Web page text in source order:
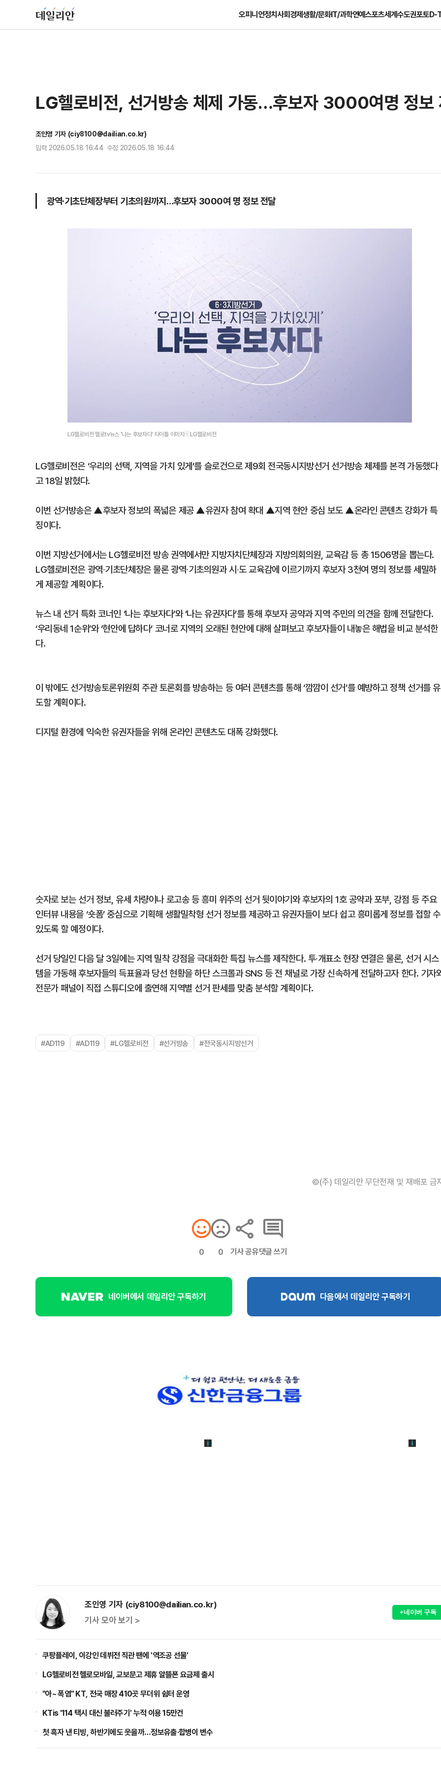
오피니언정치사회경제생활/문화IT/과학연예스포츠세계수도권포토D-
LG헬로비전, 선거방송 체제 가동…후보자 3000여명 정보
조인영 기자 (ciy8100@dailian.co.kr)
입력 2026.05.18 16:44 수정 2026.05.18 16:44
광역∙기초단체장부터 기초의원까지…후보자 3000여 명 정보 전달
LG헬로비전 헬로tv뉴스 '나는 후보자다' 타이틀 이미지ⓒLG헬로비전
LG헬로비전은 ‘우리의 선택, 지역을 가치 있게’를 슬로건으로 제9회 전국동시지방선거 선거방송 체제를 본격 가동했다
고 18일 밝혔다.
이번 선거방송은 ▲후보자 정보의 폭넓은 제공 ▲유권자 참여 확대 ▲지역 현안 중심 보도 ▲온라인 콘텐츠 강화가 특
징이다.
이번 지방선거에서는 LG헬로비전 방송 권역에서만 지방자치단체장과 지방의회의원, 교육감 등 총 1506명을 뽑는다.
LG헬로비전은 광역∙기초단체장은 물론 광역∙기초의원과 시∙도 교육감에 이르기까지 후보자 3천여 명의 정보를 세밀하
게 제공할 계획이다.
뉴스 내 선거 특화 코너인 ‘나는 후보자다’와 ‘나는 유권자다’를 통해 후보자 공약과 지역 주민의 의견을 함께 전달한다.
‘우리동네 1순위’와 ‘현안에 답하다’ 코너로 지역의 오래된 현안에 대해 살펴보고 후보자들이 내놓은 해법을 비교 분석한
다.
이 밖에도 선거방송토론위원회 주관 토론회를 방송하는 등 여러 콘텐츠를 통해 ‘깜깜이 선거’를 예방하고 정책 선거를 유
도할 계획이다.
디지털 환경에 익숙한 유권자들을 위해 온라인 콘텐츠도 대폭 강화했다.
숫자로 보는 선거 정보, 유세 차량이나 로고송 등 흥미 위주의 선거 뒷이야기와 후보자의 1호 공약과 포부, 강점 등 주요
인터뷰 내용을 ‘숏폼’ 중심으로 기획해 생활밀착형 선거 정보를 제공하고 유권자들이 보다 쉽고 흥미롭게 정보를 접할 수
있도록 할 예정이다.
선거 당일인 다음 달 3일에는 지역 밀착 강점을 극대화한 특집 뉴스를 제작한다. 투∙개표소 현장 연결은 물론, 선거 시스
템을 가동해 후보자들의 득표율과 당선 현황을 하단 스크롤과 SNS 등 전 채널로 가장 신속하게 전달하고자 한다. 기자
전문가 패널이 직접 스튜디오에 출연해 지역별 선거 판세를 맞춤 분석할 계획이다.
#AD119 #AD119 #LG헬로비전 #선거방송 #전국동시지방선거
©(주) 데일리안 무단전재 및 재배포 금
0 0 기사 공유댓글 쓰기
네이버에서 데일리안 구독하기 다음에서 데일리안 구독하기
조인영 기자 (ciy8100@dailian.co.kr)
기사 모아 보기 >
+네이버 구독
쿠팡플레이, 이강인 데뷔전 직관 팬에 '역조공 선물'
LG헬로비전 헬로모바일, 교보문고 제휴 알뜰폰 요금제 출시
"아~ 폭염" KT, 전국 매장 410곳 무더위 쉼터 운영
KTis '114 택시 대신 불러주기' 누적 이용 15만건
첫 흑자 낸 티빙, 하반기에도 웃을까…정보유출·합병이 변수